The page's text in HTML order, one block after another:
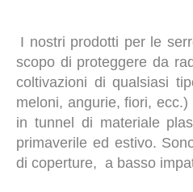
I nostri prodotti per le
scopo di proteggere da
coltivazioni di qualsiasi
meloni, angurie, fiori,
in tunnel di materiale
primaverile ed estivo.
di coperture, a basso